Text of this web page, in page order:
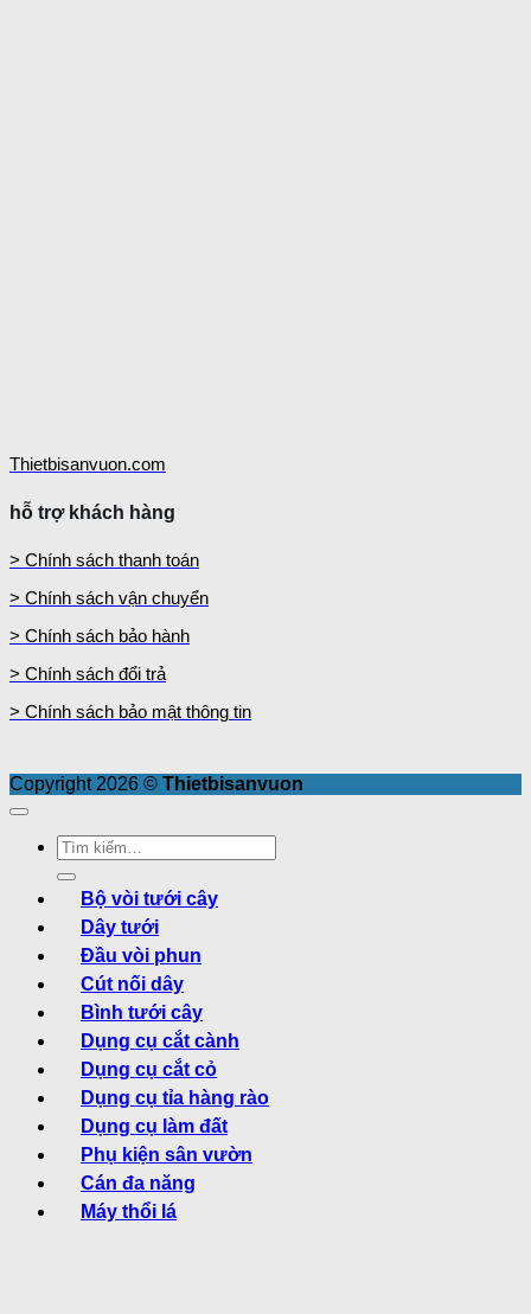
Thietbisanvuon.com
hỗ trợ khách hàng
> Chính sách thanh toán
> Chính sách vận chuyển
> Chính sách bảo hành
> Chính sách đổi trả
> Chính sách bảo mật thông tin
Copyright 2026 © Thietbisanvuon
Tìm
kiếm:
Bộ vòi tưới cây
Dây tưới
Đầu vòi phun
Cút nối dây
Bình tưới cây
Dụng cụ cắt cành
Dụng cụ cắt cỏ
Dụng cụ tỉa hàng rào
Dụng cụ làm đất
Phụ kiện sân vườn
Cán đa năng
Máy thổi lá